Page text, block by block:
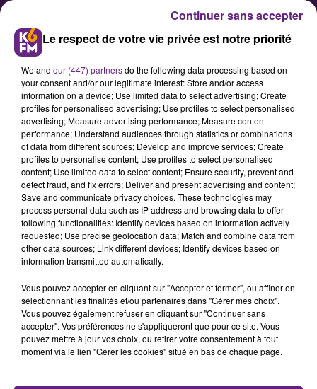
Dijon : la ville bichonne ses
étudiants étrangers
Pour la huitième année
consécutive, le maire de Dijon
François Rebsamen organise ce
vendredi une réception en
étudiants internationaux qui sont
inscrits cette année dans les
établissements dijonnais. Un
moyen pour la ville de montrer son
Le respect de votre vie privée est notre priorité
We and our (447) partnersdo the following data processing based on
your consent and/or our legitimate interest: Store and/or access
information on a device; Use limited data to select advertising; Create
profiles for personalised advertising; Use profiles to select personalised
advertising; Measure advertising performance; Measure content
performance; Understand audiences through statistics or combinations
of data from different sources; Develop and improve services; Create
profiles to personalise content; Use profiles to select personalised
content; Use limited data to select content; Ensure security, prevent and
detect fraud, and fix errors; Deliver and present advertising and content;
Save and communicate privacy choices. These technologies may
process personal data such as IP address and browsing data to offer
following functionalities: Identify devices based on information actively
requested; Use precise geolocation data; Match and combine data from
other data sources; Link different devices; Identify devices based on
information transmitted automatically.
Vous pouvez accepter en cliquant sur "Accepter et fermer", ou affiner en
sélectionnant les finalités et/ou partenaires dans "Gérer mes choix".
Vous pouvez également refuser en cliquant sur "Continuer sans
accepter". Vos préférences ne s'appliqueront que pour ce site. Vous
pouvez mettre à jour vos choix, ou retirer votre consentement à tout
moment via le lien "Gérer les cookies" situé en bas de chaque page.
Continuer sans accepter